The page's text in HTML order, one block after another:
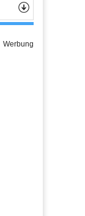
Werbung